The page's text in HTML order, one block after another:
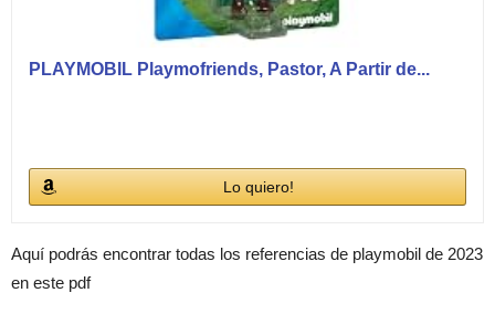
PLAYMOBIL Playmofriends, Pastor, A Partir de...
Lo quiero!
Aquí podrás encontrar todas los referencias de playmobil de 2023
en este pdf